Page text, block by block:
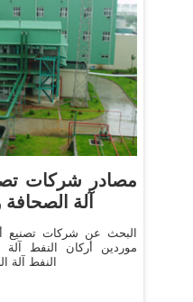
مصادر شركات
آلة الصحافة
البحث عن شركات تصنيع
موردين أركان النفط آلة
النفط آلة